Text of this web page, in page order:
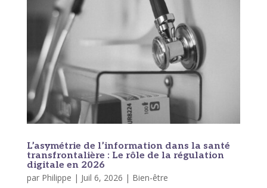
L’asymétrie de l’information dans la santé
transfrontalière : Le rôle de la régulation
digitale en 2026
par Philippe | Juil 6, 2026 | Bien-être